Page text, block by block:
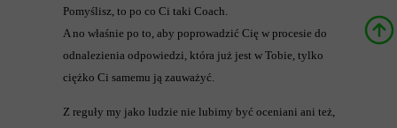
Pomyślisz, to po co Ci taki Coach.
A no właśnie po to, aby poprowadzić Cię w procesie do
odnalezienia odpowiedzi, która już jest w Tobie, tylko
ciężko Ci samemu ją zauważyć.
Z reguły my jako ludzie nie lubimy być oceniani ani też,